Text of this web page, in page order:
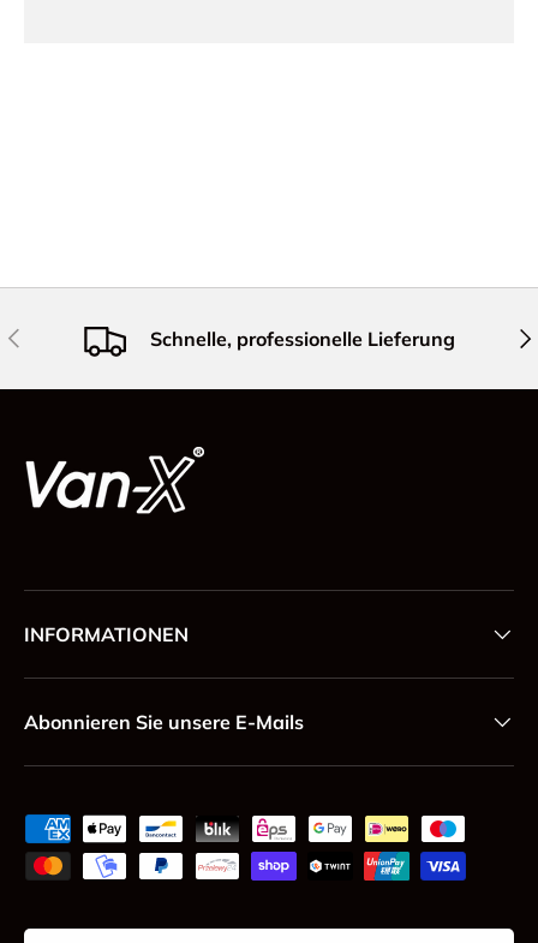
Vorherige Schnelle, professionelle Lieferung
INFORMATIONEN
Abonnieren Sie unsere E-Mails
Zahlungsmethoden